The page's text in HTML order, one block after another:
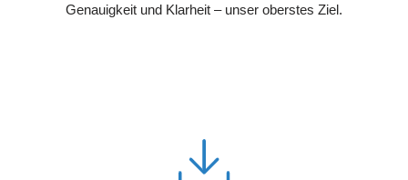
Genauigkeit und Klarheit – unser oberstes Ziel.